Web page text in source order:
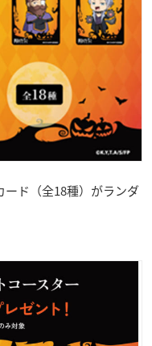
ド（全18種）がランダ